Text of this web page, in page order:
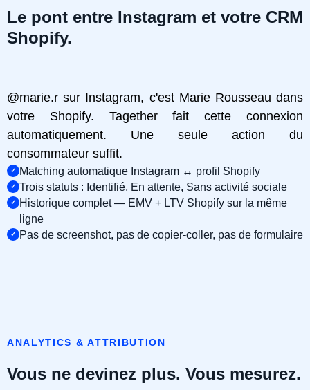
Le pont entre Instagram et votre CRM
Shopify.
@marie.r sur Instagram, c'est Marie Rousseau dans
votre Shopify. Tagether fait cette connexion
automatiquement. Une seule action du
consommateur suffit.
Matching automatique Instagram ↔ profil Shopify
Trois statuts : Identifié, En attente, Sans activité sociale
Historique complet — EMV + LTV Shopify sur la même
ligne
Pas de screenshot, pas de copier-coller, pas de formulaire
ANALYTICS & ATTRIBUTION
Vous ne devinez plus. Vous mesurez.